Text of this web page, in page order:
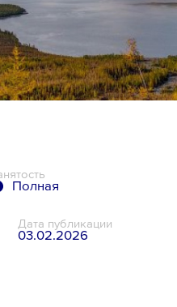
Полная
Дата публикации
03.02.2026